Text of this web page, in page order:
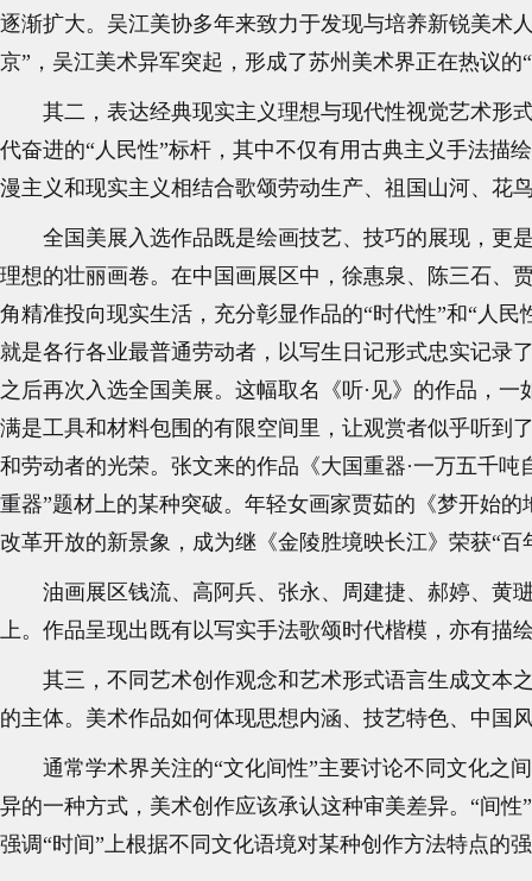
逐渐扩大。吴江美协多年来致力于发现与培养新锐美术
京”，吴江美术异军突起，形成了苏州美术界正在热议的
其二，表达经典现实主义理想与现代性视觉艺术形
代奋进的“人民性”标杆，其中不仅有用古典主义手法描
漫主义和现实主义相结合歌颂劳动生产、祖国山河、花
全国美展入选作品既是绘画技艺、技巧的展现，更
理想的壮丽画卷。在中国画展区中，徐惠泉、陈三石、
角精准投向现实生活，充分彰显作品的“时代性”和“人
就是各行各业最普通劳动者，以写生日记形式忠实记录
之后再次入选全国美展。这幅取名《听·见》的作品，
满是工具和材料包围的有限空间里，让观赏者似乎听到
和劳动者的光荣。张文来的作品《大国重器·一万五千
重器”题材上的某种突破。年轻女画家贾茹的《梦开始
改革开放的新景象，成为继《金陵胜境映长江》荣获“
油画展区钱流、高阿兵、张永、周建捷、郝婷、黄
上。作品呈现出既有以写实手法歌颂时代楷模，亦有描
其三，不同艺术创作观念和艺术形式语言生成文本
的主体。美术作品如何体现思想内涵、技艺特色、中国
通常学术界关注的“‌文化间性”主要讨论不同文化之
异的一种方式，美术创作应该承认这种审美差异。“间
强调“时间”上根据不同文化语境对某种创作方法特点的